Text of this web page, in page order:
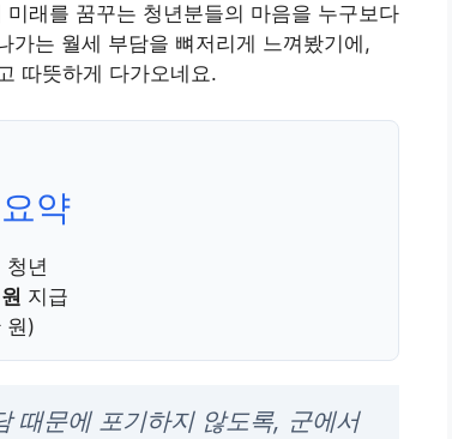
래를 꿈꾸는 청년분들의 마음을 누구보다
가는 월세 부담을 뼈저리게 느껴봤기에,
따뜻하게 다가오네요.
약
년
지급
원)
때문에 포기하지 않도록, 군에서